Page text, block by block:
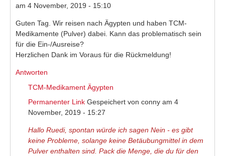
am 4 November, 2019 - 15:10
Guten Tag. Wir reisen nach Ägypten und haben TCM-
Medikamente (Pulver) dabei. Kann das problematisch sein
für die Ein-/Ausreise?
Herzlichen Dank im Voraus für die Rückmeldung!
Antworten
TCM-Medikament Ägypten
Permanenter Link Gespeichert von conny am 4
November, 2019 - 15:27
Hallo Ruedi, spontan würde ich sagen Nein - es gibt
keine Probleme, solange keine Betäubungmittel in dem
Pulver enthalten sind. Pack die Menge, die du für den